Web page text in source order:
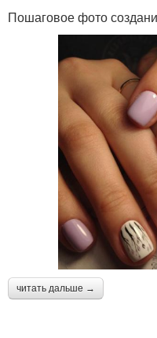
Пошаговое фото
читать дальше →